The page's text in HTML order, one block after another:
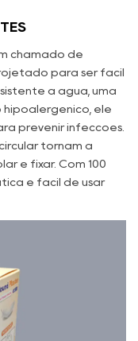
chamado de
para ser fácil
à água, uma
hipoalergênico, ele
prevenir infecções.
tornam a
e fixar. Com 100
e fácil de usar